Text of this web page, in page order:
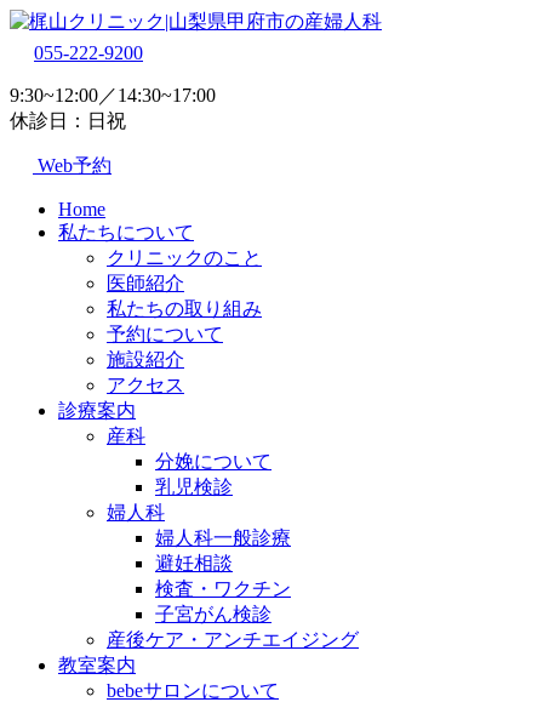
055-222-9200
9:30~12:00／14:30~17:00
休診日：日祝
Web予約
Home
私たちについて
クリニックのこと
医師紹介
私たちの取り組み
予約について
施設紹介
アクセス
診療案内
産科
分娩について
乳児検診
婦人科
婦人科一般診療
避妊相談
検査・ワクチン
子宮がん検診
産後ケア・アンチエイジング
教室案内
bebeサロンについて